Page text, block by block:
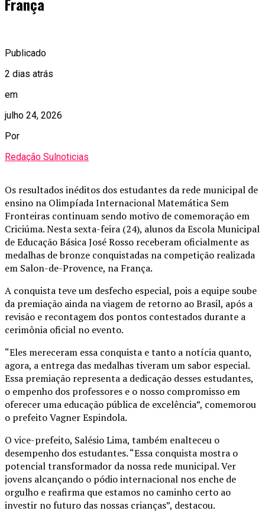
Publicado
2 dias atrás
em
julho 24, 2026
Por
Redação Sulnoticias
Os resultados inéditos dos estudantes da rede municipal de
ensino na Olimpíada Internacional Matemática Sem
Fronteiras continuam sendo motivo de comemoração em
Criciúma. Nesta sexta-feira (24), alunos da Escola Municipal
de Educação Básica José Rosso receberam oficialmente as
medalhas de bronze conquistadas na competição realizada
em Salon-de-Provence, na França.
A conquista teve um desfecho especial, pois a equipe soube
da premiação ainda na viagem de retorno ao Brasil, após a
revisão e recontagem dos pontos contestados durante a
cerimônia oficial no evento.
“Eles mereceram essa conquista e tanto a notícia quanto,
agora, a entrega das medalhas tiveram um sabor especial.
Essa premiação representa a dedicação desses estudantes,
o empenho dos professores e o nosso compromisso em
oferecer uma educação pública de excelência”, comemorou
o prefeito Vagner Espindola.
O vice-prefeito, Salésio Lima, também enalteceu o
desempenho dos estudantes. “Essa conquista mostra o
potencial transformador da nossa rede municipal. Ver
jovens alcançando o pódio internacional nos enche de
orgulho e reafirma que estamos no caminho certo ao
investir no futuro das nossas crianças”, destacou.